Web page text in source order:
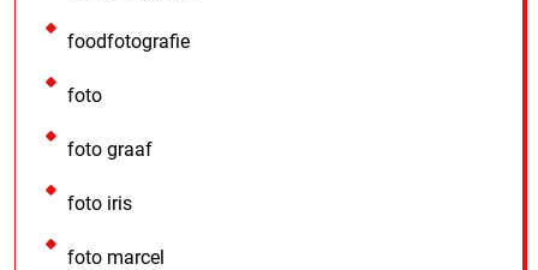
foodfotografie
foto
foto graaf
foto iris
foto marcel